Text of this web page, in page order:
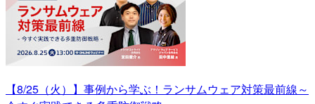
【8/25（火）】事例から学ぶ！ランサムウェア対策最前線～